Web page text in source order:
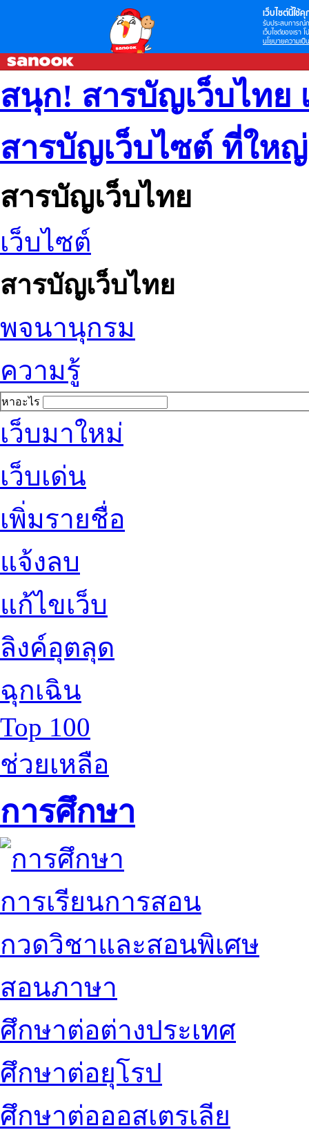
เว็บไซต์นี้ใช้คุ
รับประสบการณ์
เว็บไซต์ของเรา
นโยบายความเป็
สนุก! สารบัญเว็บไทย
สารบัญเว็บไซต์ ที่ให
สารบัญเว็บไทย
เว็บไซต์
สารบัญเว็บไทย
พจนานุกรม
ความรู้
หาอะไร
เว็บมาใหม่
เว็บเด่น
เพิ่มรายชื่อ
แจ้งลบ
แก้ไขเว็บ
ลิงค์อุตลุด
ฉุกเฉิน
Top 100
ช่วยเหลือ
การศึกษา
การเรียนการสอน
กวดวิชาและสอนพิเศษ
สอนภาษา
ศึกษาต่อต่างประเทศ
ศึกษาต่อยุโรป
ศึกษาต่อออสเตรเลีย